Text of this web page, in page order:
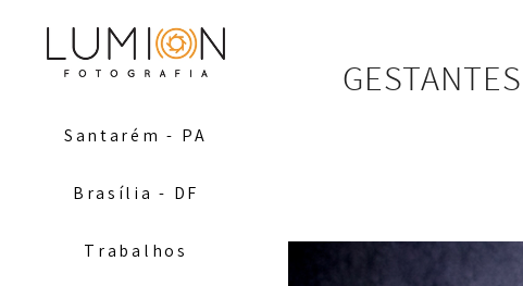
Santarém - PA
Brasília - DF
Trabalhos